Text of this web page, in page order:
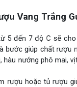
Vang Trắng
5 đến 7 độ C sẽ
bước giúp chất rượu
nướng phô mai,
rượu hoặc tủ rượu